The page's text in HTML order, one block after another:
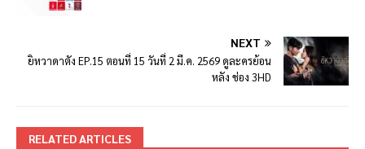
NEXT
ยิหวาดาตัง EP.15 ตอนที่ 15 วันที่ 2 มี.ค. 2569 ดูละครย้อน
หลัง ช่อง 3HD
RELATED ARTICLES